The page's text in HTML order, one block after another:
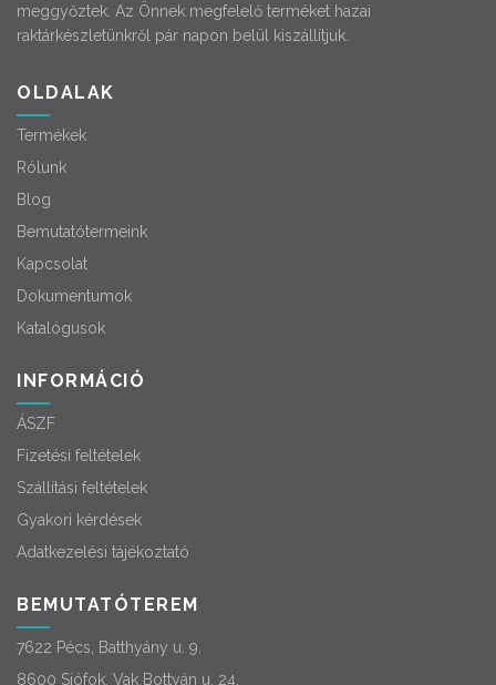
meggyőztek. Az Önnek megfelelő terméket hazai
raktárkészletünkről pár napon belül kiszállítjuk.
OLDALAK
Termékek
Rólunk
Blog
Bemutatótermeink
Kapcsolat
Dokumentumok
Katalógusok
INFORMÁCIÓ
ÁSZF
Fizetési feltételek
Szállítási feltételek
Gyakori kérdések
Adatkezelési tájékoztató
BEMUTATÓTEREM
7622 Pécs, Batthyány u. 9.
8600 Siófok, Vak Bottyán u. 24.